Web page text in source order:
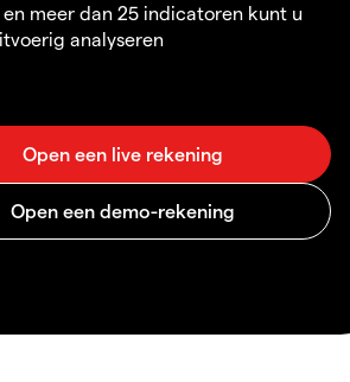
meer dan 25 indicatoren kunt u
analyseren